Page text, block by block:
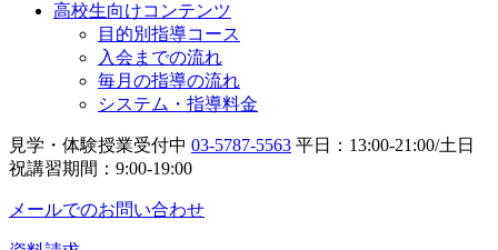
高校生向けコンテンツ
目的別指導コース
入会までの流れ
毎月の指導の流れ
システム・指導料金
見学・体験授業受付中 03-5787-5563 平日：13:00-21:00/土日
祝講習期間：9:00-19:00
メールでのお問い合わせ